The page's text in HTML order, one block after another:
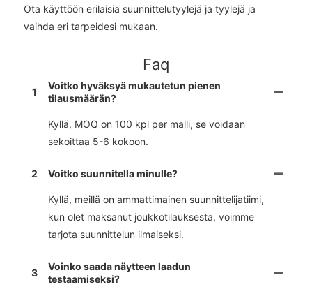
Ota käyttöön erilaisia ​​suunnittelutyylejä ja tyylejä ja
vaihda eri tarpeidesi mukaan.
Faq
1
Voitko hyväksyä mukautetun pienen
tilausmäärän?
Kyllä, MOQ on 100 kpl per malli, se voidaan
sekoittaa 5-6 kokoon.
2 Voitko suunnitella minulle?
Kyllä, meillä on ammattimainen suunnittelijatiimi,
kun olet maksanut joukkotilauksesta, voimme
tarjota suunnittelun ilmaiseksi.
3
Voinko saada näytteen laadun
testaamiseksi?